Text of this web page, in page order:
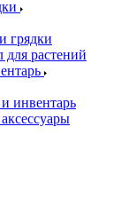
грядки
растений
инвентарь